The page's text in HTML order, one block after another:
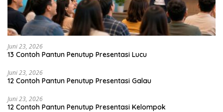
Juni 23, 2026
13 Contoh Pantun Penutup Presentasi Lucu
Juni 23, 2026
12 Contoh Pantun Penutup Presentasi Galau
Juni 23, 2026
12 Contoh Pantun Penutup Presentasi Kelompok